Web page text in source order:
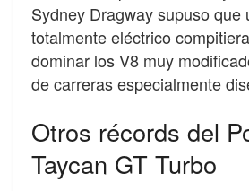
Sydney Dragway supuso que
totalmente eléctrico
dominar los V8 muy
de carreras especialmente
Otros récords del
Taycan GT Turbo